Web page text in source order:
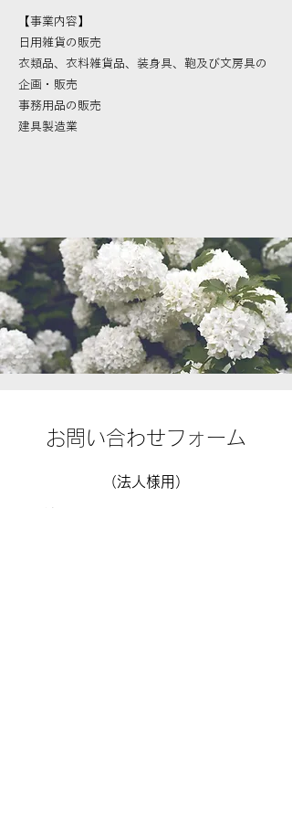
【事業内容】
日用雑貨の販売
衣類品、衣料雑貨品、装身具、鞄及び文房具の
企画・販売
事務用品の販売
建具製造業​​
お問い合わせフォーム
（法人様用）